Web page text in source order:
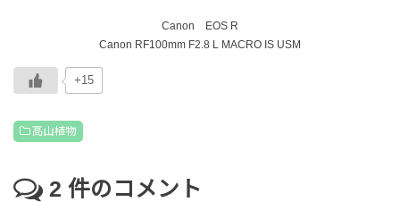
Canon EOS R
Canon RF100mm F2.8 L MACRO IS USM
+15
高山植物
2 件のコメント